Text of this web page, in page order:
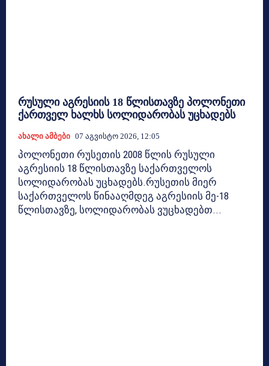
რუსული აგრესიის 18 წლისთავზე პოლონეთი
ქართველ ხალხს სოლიდარობას უცხადებს
Ახალი Ამბები 07 Აგვისტო 2026, 12:05
პოლონეთი რუსეთის 2008 წლის რუსული
აგრესიის 18 წლისთავზე საქართველოს
სოლიდარობას უცხადებს.რუსეთის მიერ
საქართველოს წინააღმდეგ აგრესიის მე-18
წლისთავზე, სოლიდარობას ვუცხადებთ...